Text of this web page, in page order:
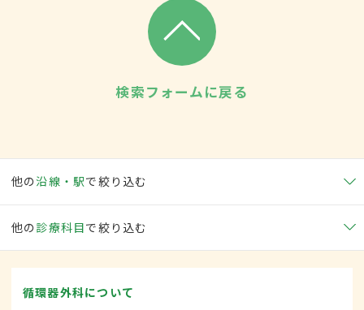
検索フォームに戻る
他の沿線・駅で絞り込む
他の 診療科目で絞り込む
循環器外科について